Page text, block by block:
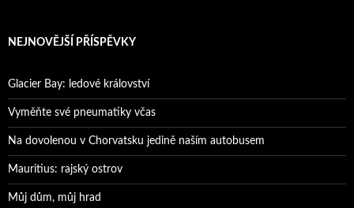
NEJNOVĚJŠÍ PŘÍSPĚVKY
Glacier Bay: ledové království
Vyměňte své pneumatiky včas
Na dovolenou v Chorvatsku jedině naším autobusem
Mauritius: rajský ostrov
Můj dům, můj hrad